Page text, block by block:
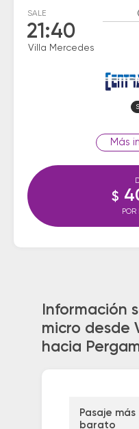
SALE
21:40
Villa Mercedes
$
POR
Información
micro desde
hacia
Pasaje más
barato